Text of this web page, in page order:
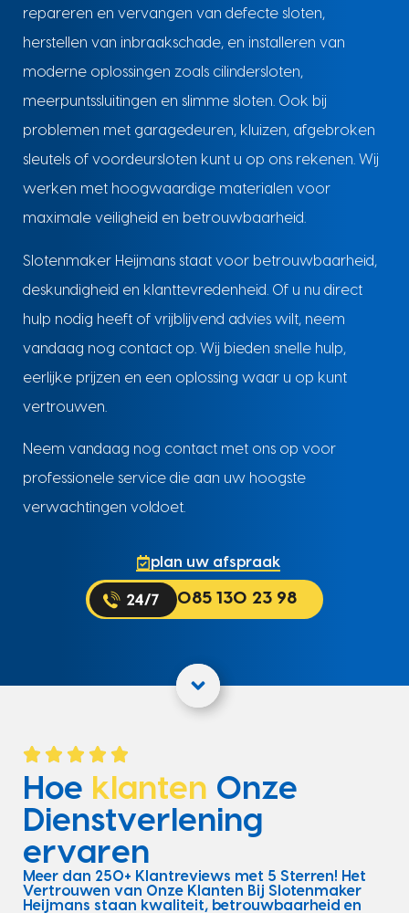
repareren en vervangen van defecte sloten,
herstellen van inbraakschade, en installeren van
moderne oplossingen zoals cilindersloten,
meerpuntssluitingen en slimme sloten. Ook bij
problemen met garagedeuren, kluizen, afgebroken
sleutels of voordeursloten kunt u op ons rekenen. Wij
werken met hoogwaardige materialen voor
maximale veiligheid en betrouwbaarheid.
Slotenmaker Heijmans staat voor betrouwbaarheid,
deskundigheid en klanttevredenheid. Of u nu direct
hulp nodig heeft of vrijblijvend advies wilt, neem
vandaag nog contact op. Wij bieden snelle hulp,
eerlijke prijzen en een oplossing waar u op kunt
vertrouwen.
Neem vandaag nog contact met ons op voor
professionele service die aan uw hoogste
verwachtingen voldoet.
plan uw afspraak
085 130 23 98
Hoe klanten Onze
Dienstverlening
ervaren
Meer dan 250+ Klantreviews met 5 Sterren! Het
Vertrouwen van Onze Klanten Bij Slotenmaker
Heijmans staan kwaliteit, betrouwbaarheid en